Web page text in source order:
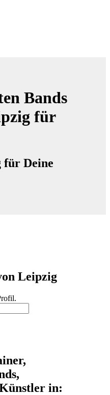
Bands
für
für Deine
Leipzig
in: